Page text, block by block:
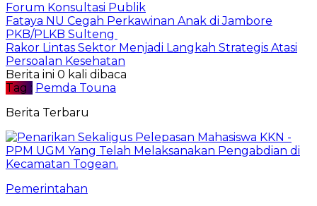
Forum Konsultasi Publik
Fataya NU Cegah Perkawinan Anak di Jambore
PKB/PLKB Sulteng
Rakor Lintas Sektor Menjadi Langkah Strategis Atasi
Persoalan Kesehatan
Berita ini 0 kali dibaca
Tag : Pemda Touna
Berita Terbaru
Pemerintahan